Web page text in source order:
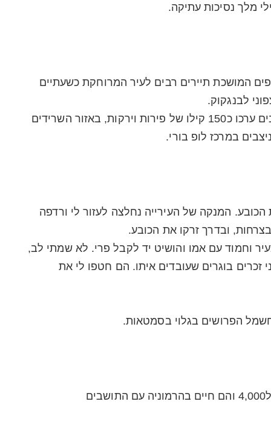
מלך נסיכות עתיקה.
המושכת תיירים רבים לעיר המרוחקת כשעתיים
שורות של קופים המתינו כשמתנדבים ערכו כ150 קילו של פירות וירקות, באזור השרידים
במרכז לופ בורי.
המנקה של העירייה נחלצה לעזור לי ורדפה
ובדרך זרקו את הכובע.
וחמוד עם אמו והושיט יד לקבל פרי. לא שמתי לב,
זכרים בוגרים שעובדים איתו. הם חטפו לי את
הפרושים בגלוי בסמטאות.